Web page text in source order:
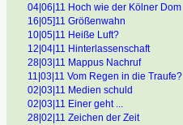
04|06|11 Hoch wie der Kölner Dom
16|05]11 Größenwahn
10|05|11 Heiße Luft?
12|04|11 Hinterlassenschaft
28|03|11 Mappus Nachruf
11|03|11 Vom Regen in die Traufe?
02|03|11 Medien schuld
02|03|11 Einer geht ...
28|02|11 Zeichen der Zeit